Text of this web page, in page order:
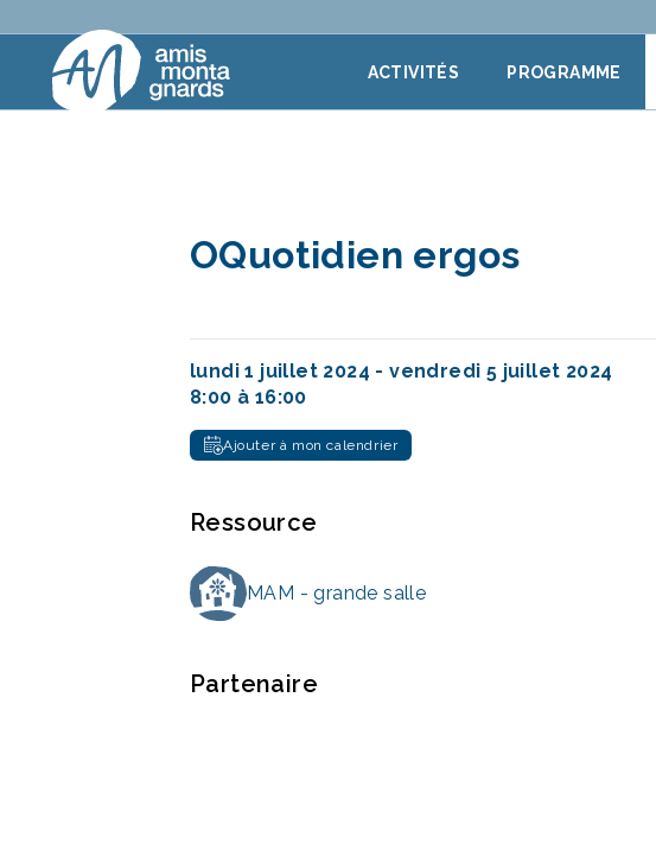
ACTIVITÉS PROGRAMME
OQuotidien ergos
lundi 1 juillet 2024 -vendredi 5 juillet 2024
8:00 à 16:00
Ajouter à mon calendrier
Ressource
MAM - grande salle
Partenaire